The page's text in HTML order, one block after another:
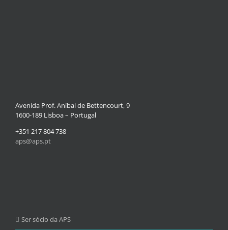
Avenida Prof. Aníbal de Bettencourt, 9
1600-189 Lisboa – Portugal
+351 217 804 738
aps@aps.pt
Ser sócio da APS